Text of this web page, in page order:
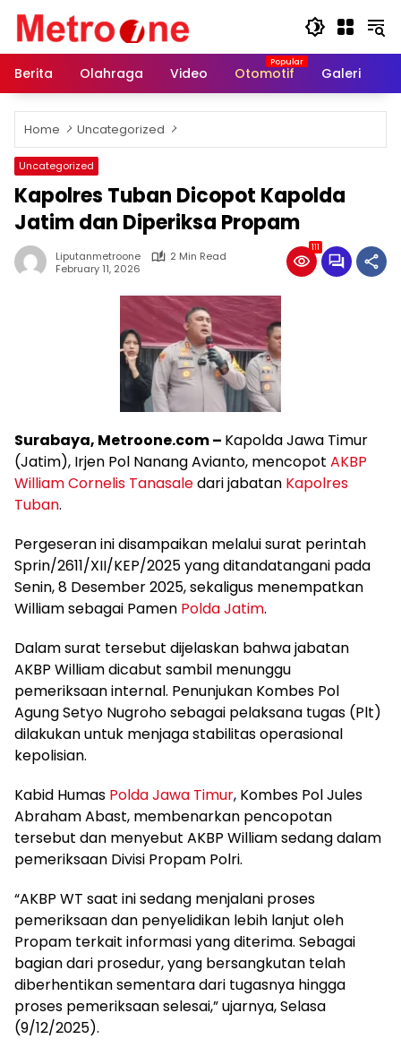
content
Berita
Olahraga Video Otomotif Galeri
Home Uncategorized
Uncategorized
Kapolres Tuban Dicopot Kapolda
Jatim dan Diperiksa Propam
Liputanmetroone
2 Min Read
February 11, 2026
111
Surabaya, Metroone.com – Kapolda Jawa Timur
(Jatim), Irjen Pol Nanang Avianto, mencopot AKBP
William Cornelis Tanasaledari jabatan Kapolres
Tuban.
Pergeseran ini disampaikan melalui surat perintah
Sprin/2611/XII/KEP/2025 yang ditandatangani pada
Senin, 8 Desember 2025, sekaligus menempatkan
William sebagai Pamen Polda Jatim.
Dalam surat tersebut dijelaskan bahwa jabatan
AKBP William dicabut sambil menunggu
pemeriksaan internal. Penunjukan Kombes Pol
Agung Setyo Nugroho sebagai pelaksana tugas (Plt)
dilakukan untuk menjaga stabilitas operasional
kepolisian.
Kabid Humas Polda Jawa Timur, Kombes Pol Jules
Abraham Abast, membenarkan pencopotan
tersebut dan menyebut AKBP William sedang dalam
pemeriksaan Divisi Propam Polri.
“AKBP WT saat ini sedang menjalani proses
pemeriksaan dan penyelidikan lebih lanjut oleh
Propam terkait informasi yang diterima. Sebagai
bagian dari prosedur, yang bersangkutan telah
diberhentikan sementara dari tugasnya hingga
proses pemeriksaan selesai,” ujarnya, Selasa
(9/12/2025).